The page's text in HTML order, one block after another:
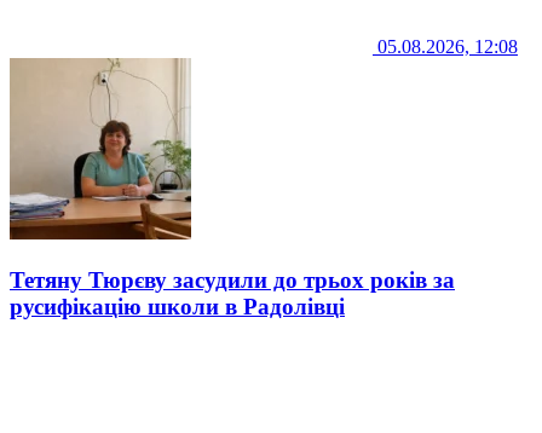
05.08.2026, 12:08
Тетяну Тюрєву засудили до трьох років за
русифікацію школи в Радолівці